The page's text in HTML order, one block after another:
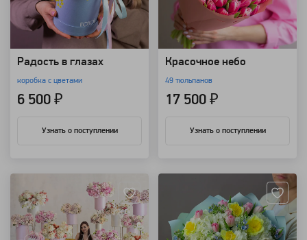
Радость в глазах
коробка с цветами
6 500 ₽
Узнать о поступлении
Красочное небо
49 тюльпанов
17 500 ₽
Узнать о поступлении